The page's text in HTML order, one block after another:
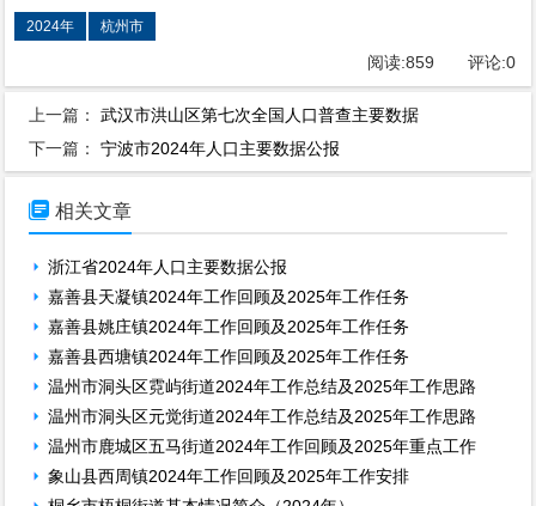
2024年 杭州市
阅读:859 评论:0
上一篇：武汉市洪山区第七次全国人口普查主要数据
下一篇：宁波市2024年人口主要数据公报
 相关文章
浙江省2024年人口主要数据公报
嘉善县天凝镇2024年工作回顾及2025年工作任务
嘉善县姚庄镇2024年工作回顾及2025年工作任务
嘉善县西塘镇2024年工作回顾及2025年工作任务
温州市洞头区霓屿街道2024年工作总结及2025年工作思路
温州市洞头区元觉街道2024年工作总结及2025年工作思路
温州市鹿城区五马街道2024年工作回顾及2025年重点工作
象山县西周镇2024年工作回顾及2025年工作安排